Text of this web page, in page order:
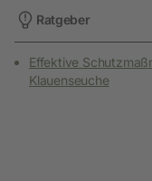
Ratgeber
Effektive
Klauenseuche